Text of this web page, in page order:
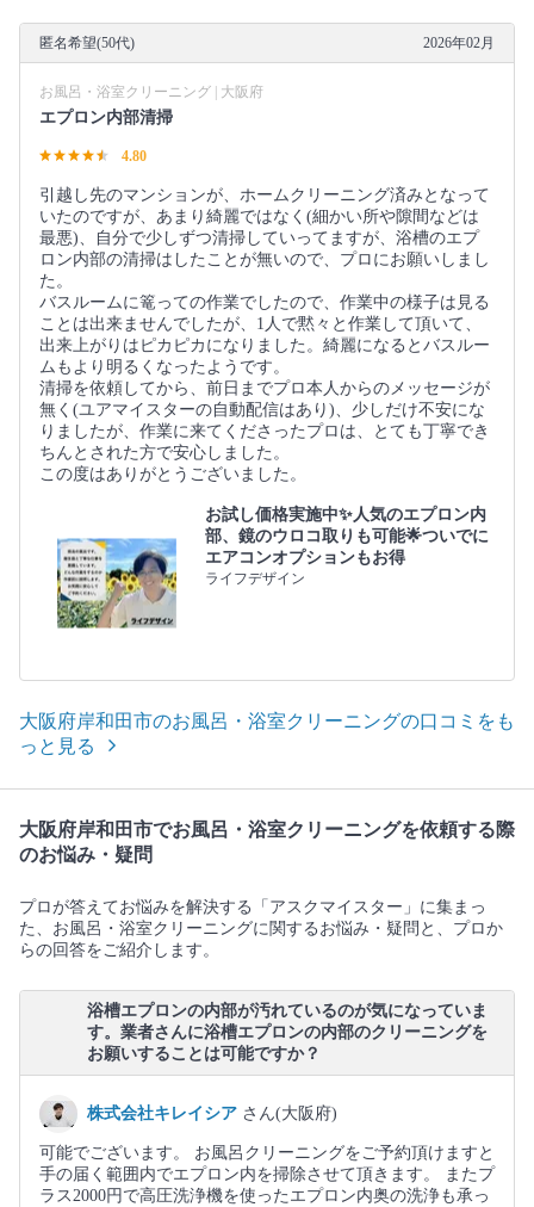
匿名希望(50代) 2026年02月
お風呂・浴室クリーニング | 大阪府
エプロン内部清掃
4.80
引越し先のマンションが、ホームクリーニング済みとなって
いたのですが、あまり綺麗ではなく(細かい所や隙間などは
最悪)、自分で少しずつ清掃していってますが、浴槽のエプ
ロン内部の清掃はしたことが無いので、プロにお願いしまし
た。
バスルームに篭っての作業でしたので、作業中の様子は見る
ことは出来ませんでしたが、1人で黙々と作業して頂いて、
出来上がりはピカピカになりました。綺麗になるとバスルー
ムもより明るくなったようです。
清掃を依頼してから、前日までプロ本人からのメッセージが
無く(ユアマイスターの自動配信はあり)、少しだけ不安にな
りましたが、作業に来てくださったプロは、とても丁寧でき
ちんとされた方で安心しました。
この度はありがとうございました。
お試し価格実施中✨人気のエプロン内
部、鏡のウロコ取りも可能🌟ついでに
エアコンオプションもお得
ライフデザイン
大阪府岸和田市のお風呂・浴室クリーニングの口コミをも
っと見る
大阪府岸和田市でお風呂・浴室クリーニングを依頼する際
のお悩み・疑問
プロが答えてお悩みを解決する「アスクマイスター」に集まっ
た、お風呂・浴室クリーニングに関するお悩み・疑問と、プロか
らの回答をご紹介します。
浴槽エプロンの内部が汚れているのが気になっていま
す。業者さんに浴槽エプロンの内部のクリーニングを
お願いすることは可能ですか？
株式会社キレイシア さん(大阪府)
可能でございます。 お風呂クリーニングをご予約頂けますと
手の届く範囲内でエプロン内を掃除させて頂きます。 またプ
ラス2000円で高圧洗浄機を使ったエプロン内奥の洗浄も承っ